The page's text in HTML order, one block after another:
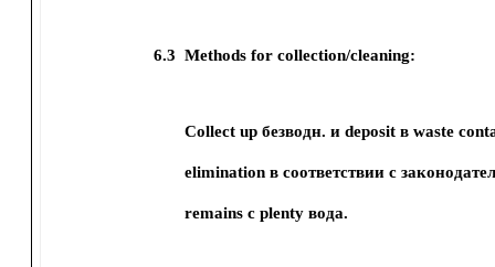
6.3 Methods for collection/cleaning:
Collect up безводн. и deposit в waste
elimination в соответствии с
remains с plenty вода.